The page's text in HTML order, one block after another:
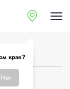
крае?
Нет